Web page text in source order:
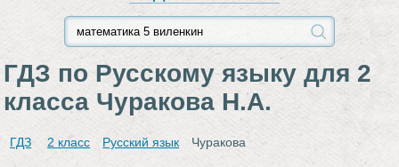
ГДЗ по Русскому языку для 2
класса Чуракова Н.А.
ГДЗ 2 класс Русский язык Чуракова